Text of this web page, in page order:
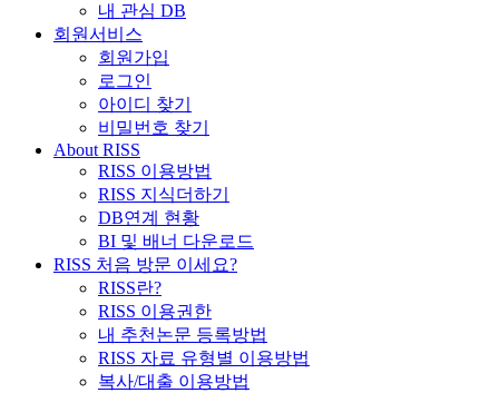
내 관심 DB
회원서비스
회원가입
로그인
아이디 찾기
비밀번호 찾기
About RISS
RISS 이용방법
RISS 지식더하기
DB연계 현황
BI 및 배너 다운로드
RISS 처음 방문 이세요?
RISS란?
RISS 이용권한
내 추천논문 등록방법
RISS 자료 유형별 이용방법
복사/대출 이용방법